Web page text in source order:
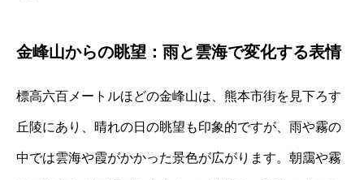
金峰山からの眺望：雨と雲海で変化する表情
標高六百メートルほどの金峰山は、熊本市街を見下ろす
丘陵にあり、晴れの日の眺望も印象的ですが、雨や霧の
中では雲海や霞がかかった景色が広がります。朝靄や霧